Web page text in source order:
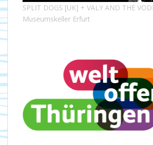
SPLIT DOGS [UK] + VALY AND THE
Museumskeller Erfurt